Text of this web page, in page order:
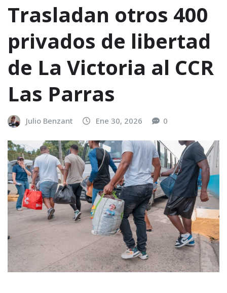
Trasladan otros 400
privados de libertad
de La Victoria al CCR
Las Parras
Julio Benzant Ene 30, 2026 0